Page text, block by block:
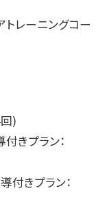
ーニングコー
)
プラン：
きプラン：